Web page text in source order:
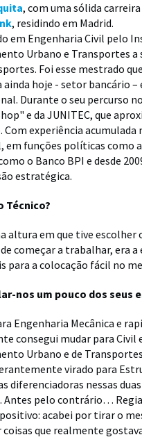
, com uma sólida
, residindo em Madrid.
em Engenharia Civil pelo
Urbano e Transportes a
Foi esse mestrado
hoje - setor bancário
Durante o seu percurso
e da JUNITEC, que
experiência acumulada
em funções políticas como
o Banco BPI e desde
estratégica.
Técnico?
altura em que tive
começar a trabalhar, era
para a colocação fácil no
nos um pouco dos seus
Engenharia Mecânica e
consegui mudar para Civil
Urbano e de
virado para
diferenciadoras nessas
Antes pelo contrário…
acabei por tirar o
coisas que realmente